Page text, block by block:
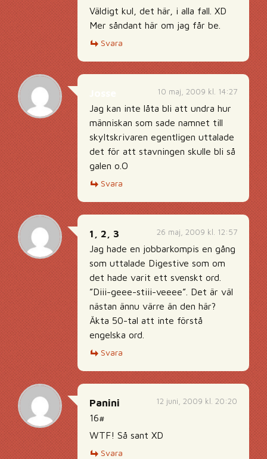
Väldigt kul, det här, i alla fall. XD
Mer såndant här om jag får be.
Svara
10 maj, 2009 kl. 14:27
Jag kan inte låta bli att undra hur
människan som sade namnet till
skyltskrivaren egentligen uttalade
det för att stavningen skulle bli så
galen o.O
Svara
26 maj, 2009 kl. 12:57
1, 2, 3
Jag hade en jobbarkompis en gång
som uttalade Digestive som om
det hade varit ett svenskt ord.
”Diii-geee-stiii-veeee”. Det är väl
nästan ännu värre än den här?
Äkta 50-tal att inte förstå
engelska ord.
Svara
12 juni, 2009 kl. 20:20
Panini
16#
WTF! Så sant XD
Svara